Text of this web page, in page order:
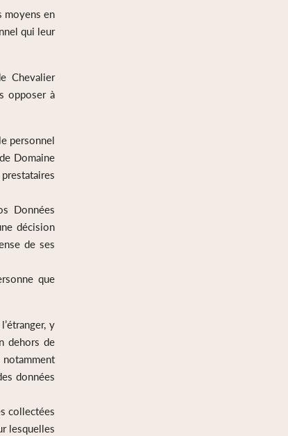
moyens en
qui leur
Chevalier
opposer à
personnel
Domaine
Données
décision
de ses
que
y
dehors de
données
collectées
lesquelles